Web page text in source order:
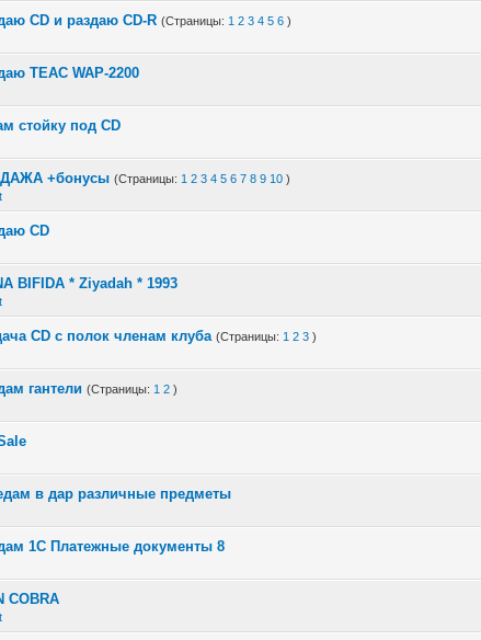
CD и раздаю CD-R (Страницы: 1 2 3 4 5 6 )
TEAC WAP-2200
стойку под CD
+бонусы (Страницы: 1 2 3 4 5 6 7 8 9 10 )
CD
BIFIDA * Ziyadah * 1993
CD с полок членам клуба (Страницы: 1 2 3 )
гантели (Страницы: 1 2 )
в дар различные предметы
1С Платежные документы 8
COBRA